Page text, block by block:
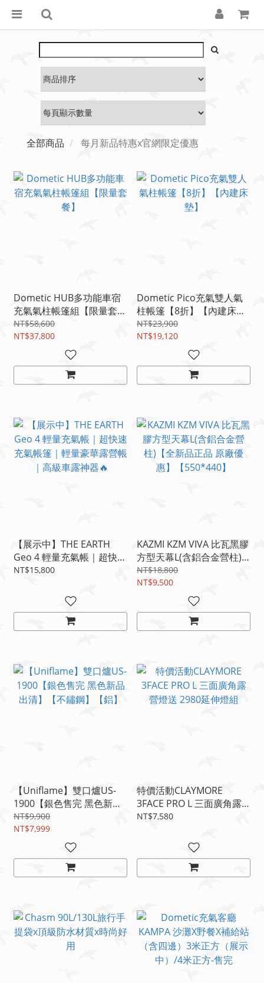
全部商品 每月新品特惠x官網限定優惠
Dometic HUB多功能車宿
充氣氣柱帳篷組【限量套
餐】
NT$58,600
NT$37,800
Dometic Pico充氣雙人氣
柱帳篷【8折】【內建床
墊】
NT$23,900
NT$19,120
【展示中】THE EARTH
Geo 4 輕量充氣帳｜超快速
充氣帳篷｜輕量豪華露營帳
NT$15,800
KAZMI KZM VIVA 比瓦黑膠
方型天幕L(含鋁合金營柱)
【全新品正品 原廠優惠】
【550*440】
NT$18,800
NT$9,500
【Uniflame】雙口爐US-
1900【銀色售完 黑色新品
出清】【不鏽鋼】【鋁】
NT$9,900
NT$7,999
特價活動CLAYMORE
3FACE PRO L 三面廣角露
營燈送 2980延伸燈組
NT$7,580